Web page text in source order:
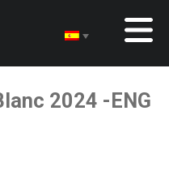
2024 -ENG